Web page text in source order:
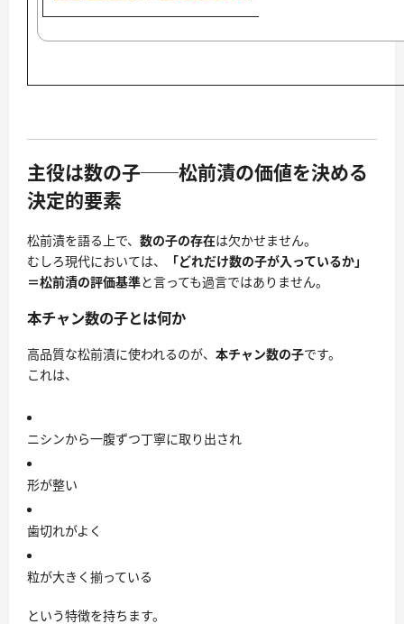
主役は数の子──松前漬の価値を決める
決定的要素
松前漬を語る上で、 数の子の存在は欠かせません。
むしろ現代においては、
「どれだけ数の子が入っているか」
＝松前漬の評価基準と言っても過言ではありません。
本チャン数の子とは何か
高品質な松前漬に使われるのが、 本チャン数の子です。
これは、
ニシンから一腹ずつ丁寧に取り出され
形が整い
歯切れがよく
粒が大きく揃っている
という特徴を持ちます。